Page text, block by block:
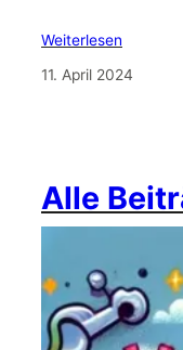
Weiterlesen
11. April 2024
Alle